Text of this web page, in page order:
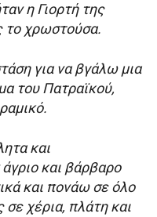
η Γιορτή της
το χρωστούσα.
για να βγάλω μια
του Πατραϊκού,
και
άγριο και βάρβαρο
και πονάω σε όλο
χέρια, πλάτη και